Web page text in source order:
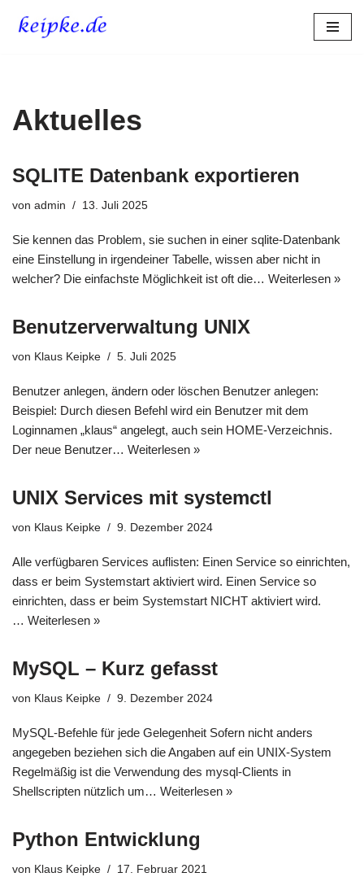
Aktuelles
SQLITE Datenbank exportieren
von admin 13. Juli 2025
Sie kennen das Problem, sie suchen in einer sqlite-Datenbank
eine Einstellung in irgendeiner Tabelle, wissen aber nicht in
welcher? Die einfachste Möglichkeit ist oft die… Weiterlesen »
Benutzerverwaltung UNIX
von Klaus Keipke 5. Juli 2025
Benutzer anlegen, ändern oder löschen Benutzer anlegen:
Beispiel: Durch diesen Befehl wird ein Benutzer mit dem
Loginnamen „klaus“ angelegt, auch sein HOME-Verzeichnis.
Der neue Benutzer… Weiterlesen »
UNIX Services mit systemctl
von Klaus Keipke 9. Dezember 2024
Alle verfügbaren Services auflisten: Einen Service so einrichten,
dass er beim Systemstart aktiviert wird. Einen Service so
einrichten, dass er beim Systemstart NICHT aktiviert wird.
… Weiterlesen »
MySQL – Kurz gefasst
von Klaus Keipke 9. Dezember 2024
MySQL-Befehle für jede Gelegenheit Sofern nicht anders
angegeben beziehen sich die Angaben auf ein UNIX-System
Regelmäßig ist die Verwendung des mysql-Clients in
Shellscripten nützlich um… Weiterlesen »
Python Entwicklung
von Klaus Keipke 17. Februar 2021